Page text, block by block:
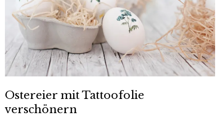
Ostereier mit Tattoofolie
verschönern